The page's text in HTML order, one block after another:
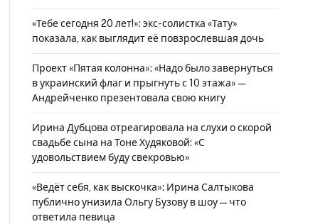
«Тебе сегодня 20 лет!»: экс-солистка «Тату»
показала, как выглядит её повзрослевшая дочь
Проект «Пятая колонна»: «Надо было завернуться
в украинский флаг и прыгнуть с 10 этажа» —
Андрейченко презентовала свою книгу
Ирина Дубцова отреагировала на слухи о скорой
свадьбе сына на Тоне Худяковой: «С
удовольствием буду свекровью»
«Ведёт себя, как выскочка»: Ирина Салтыкова
публично унизила Ольгу Бузову в шоу — что
ответила певица